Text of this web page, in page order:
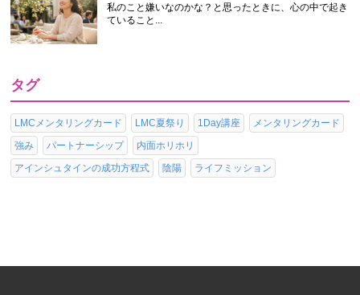
私のこと嫌いなのかな？と思ったときに、心の中で起き
ていること...
タグ
LMCメンタリングカード LMC夏祭り 1Day講座
メンタリングカード
強み
パートナーシップ
内面ホリホリ
アインシュタインの成功方程式
陰陽 ライフミッション